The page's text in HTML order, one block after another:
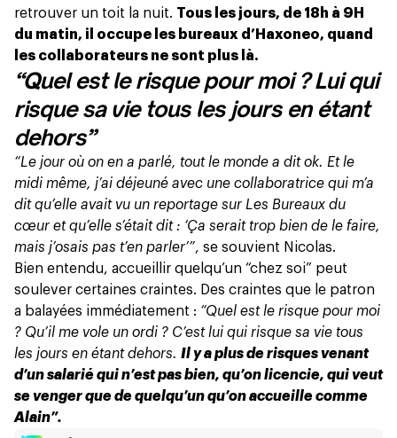
retrouver un toit la nuit. Tous les jours, de 18h à 9H
du matin, il occupe les bureaux d’Haxoneo, quand
les collaborateurs ne sont plus là.
“Quel est le risque pour moi ? Lui qui
risque sa vie tous les jours en étant
dehors”
“Le jour où on en a parlé, tout le monde a dit ok. Et le
midi même, j’ai déjeuné avec une collaboratrice qui m’a
dit qu’elle avait vu un reportage sur Les Bureaux du
cœur et qu’elle s’était dit : ‘Ça serait trop bien de le faire,
mais j’osais pas t’en parler’”, se souvient Nicolas.
Bien entendu, accueillir quelqu’un “chez soi” peut
soulever certaines craintes. Des craintes que le patron
a balayées immédiatement : “Quel est le risque pour moi
? Qu’il me vole un ordi ? C’est lui qui risque sa vie tous
les jours en étant dehors. Il y a plus de risques venant
d’un salarié qui n’est pas bien, qu’on licencie, qui veut
se venger que de quelqu’un qu’on accueille comme
Alain”.